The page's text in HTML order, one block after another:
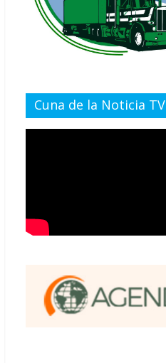
Cuna de la Noticia TV